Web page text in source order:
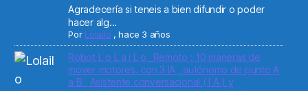
Agradecería si teneis a bien difundir o poder
hacer alg...
Por Lolailo ,hace 3 años
Robot L o L a i L o _Remoto : 10 maneras de
mover motores. con 3 IA , autónomo de punto A
a B , Asistente conversacional ( I A ) y